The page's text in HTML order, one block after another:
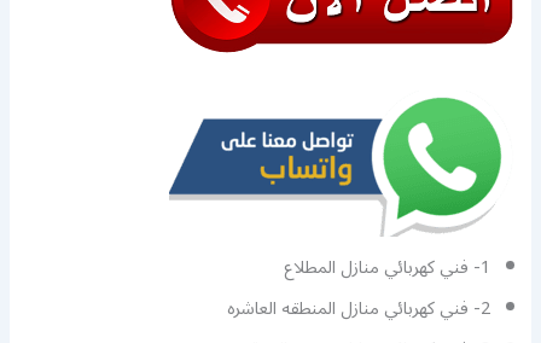
1- فني كهربائي منازل المطلاع
2- فني كهربائي منازل المنطقه العاشره